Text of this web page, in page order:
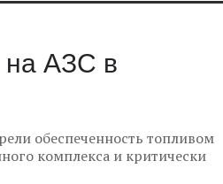
на АЗС в
обеспеченность топливом
комплекса и критически